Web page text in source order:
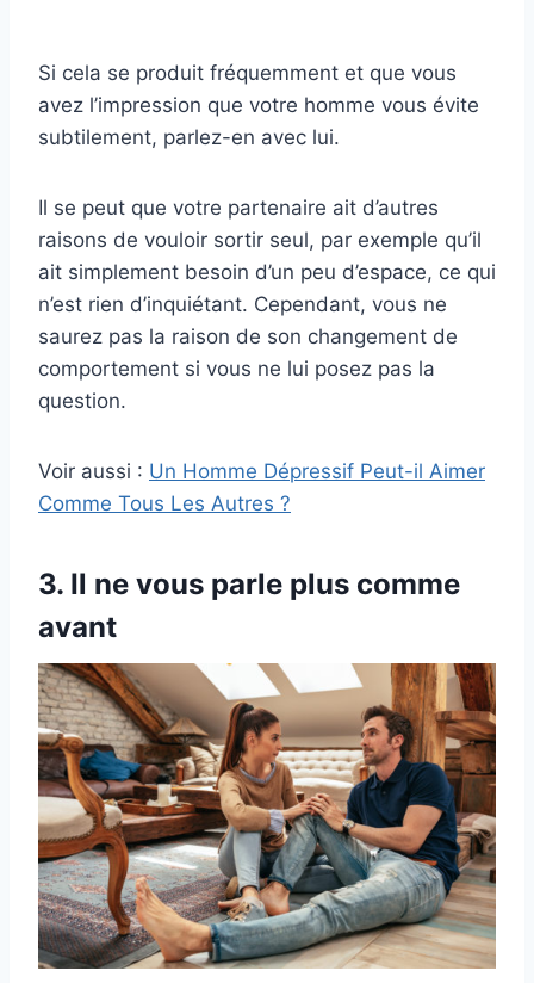
Si cela se produit fréquemment et que vous
avez l’impression que votre homme vous évite
subtilement, parlez-en avec lui.
Il se peut que votre partenaire ait d’autres
raisons de vouloir sortir seul, par exemple qu’il
ait simplement besoin d’un peu d’espace, ce qui
n’est rien d’inquiétant. Cependant, vous ne
saurez pas la raison de son changement de
comportement si vous ne lui posez pas la
question.
Voir aussi : Un Homme Dépressif Peut-il Aimer
Comme Tous Les Autres ?
3. Il ne vous parle plus comme
avant